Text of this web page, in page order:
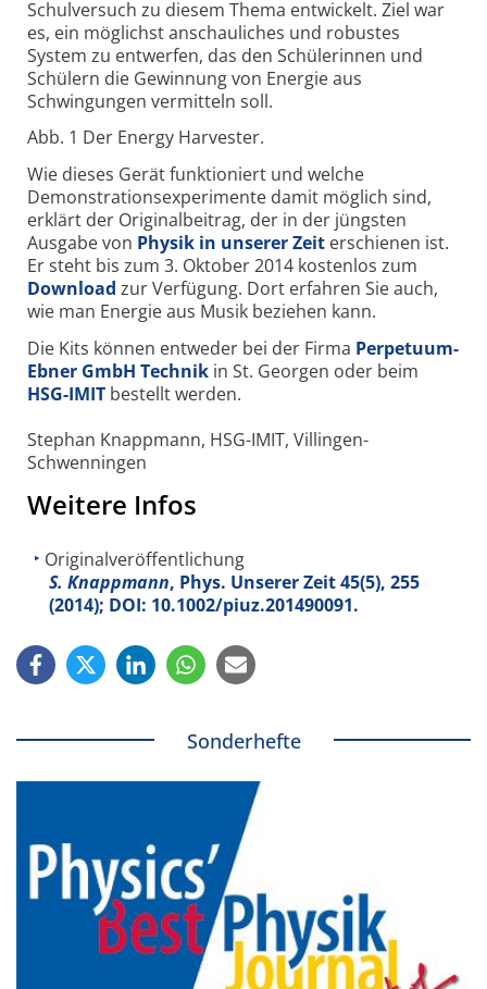
Schulversuch zu diesem Thema entwickelt. Ziel war
es, ein möglichst anschauliches und robustes
System zu entwerfen, das den Schülerinnen und
Schülern die Gewinnung von Energie aus
Schwingungen vermitteln soll.
Abb. 1 Der Energy Harvester.
Wie dieses Gerät funktioniert und welche
Demonstrationsexperimente damit möglich sind,
erklärt der Originalbeitrag, der in der jüngsten
Ausgabe von Physik in unserer Zeit erschienen ist.
Er steht bis zum 3. Oktober 2014 kostenlos zum
Download zur Verfügung. Dort erfahren Sie auch,
wie man Energie aus Musik beziehen kann.
Die Kits können entweder bei der Firma Perpetuum-
Ebner GmbH Technik in St. Georgen oder beim
HSG-IMIT bestellt werden.
Stephan Knappmann, HSG-IMIT, Villingen-
Schwenningen
Weitere Infos
Originalveröffentlichung
S. Knappmann, Phys. Unserer Zeit45(5), 255
(2014); DOI: 10.1002/piuz.201490091.
Sonderhefte